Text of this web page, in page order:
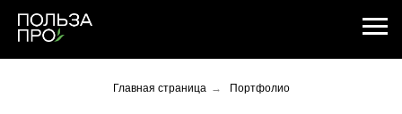
Главная страница → Портфолио